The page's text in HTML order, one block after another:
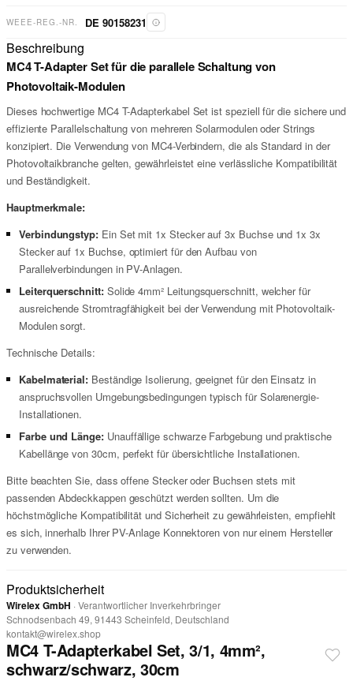
WEEE-REG.-NR. DE 90158231
Beschreibung
MC4 T-Adapter Set für die parallele Schaltung von
Photovoltaik-Modulen
Dieses hochwertige MC4 T-Adapterkabel Set ist speziell für die sichere und
effiziente Parallelschaltung von mehreren Solarmodulen oder Strings
konzipiert. Die Verwendung von MC4-Verbindern, die als Standard in der
Photovoltaikbranche gelten, gewährleistet eine verlässliche Kompatibilität
und Beständigkeit.
Hauptmerkmale:
Verbindungstyp: Ein Set mit 1x Stecker auf 3x Buchse und 1x 3x
Stecker auf 1x Buchse, optimiert für den Aufbau von
Parallelverbindungen in PV-Anlagen.
Leiterquerschnitt:Solide 4mm² Leitungsquerschnitt, welcher für
ausreichende Stromtragfähigkeit bei der Verwendung mit Photovoltaik-
Modulen sorgt.
Technische Details:
Kabelmaterial: Beständige Isolierung, geeignet für den Einsatz in
anspruchsvollen Umgebungsbedingungen typisch für Solarenergie-
Installationen.
Farbe und Länge:Unauffällige schwarze Farbgebung und praktische
Kabellänge von 30cm, perfekt für übersichtliche Installationen.
Bitte beachten Sie, dass offene Stecker oder Buchsen stets mit
passenden Abdeckkappen geschützt werden sollten. Um die
höchstmögliche Kompatibilität und Sicherheit zu gewährleisten, empfiehlt
es sich, innerhalb Ihrer PV-Anlage Konnektoren von nur einem Hersteller
zu verwenden.
Produktsicherheit
Wirelex GmbH · Verantwortlicher Inverkehrbringer
Schnodsenbach 49, 91443 Scheinfeld, Deutschland
kontakt@wirelex.shop
MC4 T-Adapterkabel Set, 3/1, 4mm²,
schwarz/schwarz, 30cm